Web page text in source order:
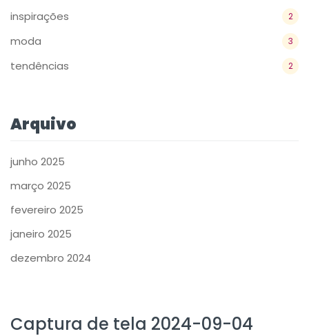
inspirações 2
moda 3
tendências 2
Arquivo
junho 2025
março 2025
fevereiro 2025
janeiro 2025
dezembro 2024
Captura de tela 2024-09-04